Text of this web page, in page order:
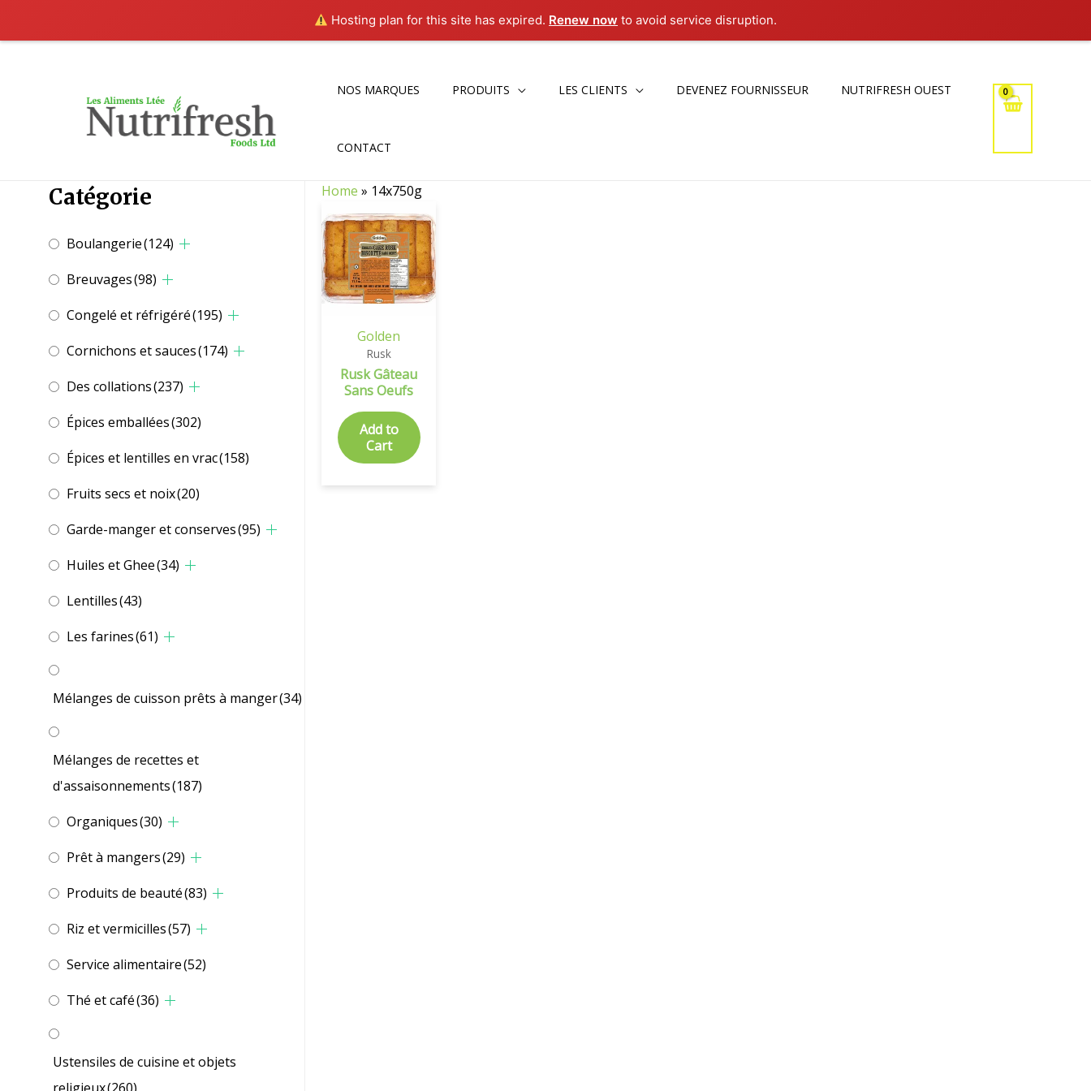
Hosting plan for this site has expired. Renew now to avoid service disruption.
NOS MARQUES PRODUITS LES CLIENTS DEVENEZ FOURNISSEUR NUTRIFRESH OUEST
CONTACT
Catégorie
Boulangerie(124)
Breuvages(98)
Congelé et réfrigéré(195)
Cornichons et sauces(174)
Des collations(237)
Épices emballées(302)
Épices et lentilles en vrac(158)
Fruits secs et noix(20)
Garde-manger et conserves(95)
Huiles et Ghee(34)
Lentilles(43)
Les farines(61)
Mélanges de cuisson prêts à manger(34)
Mélanges de recettes et
d'assaisonnements(187)
Organiques(30)
Prêt à mangers(29)
Produits de beauté(83)
Riz et vermicilles(57)
Service alimentaire(52)
Thé et café(36)
Ustensiles de cuisine et objets
Home » 14x750g
Golden
Rusk
Rusk Gâteau
Sans Oeufs
Add to
Cart